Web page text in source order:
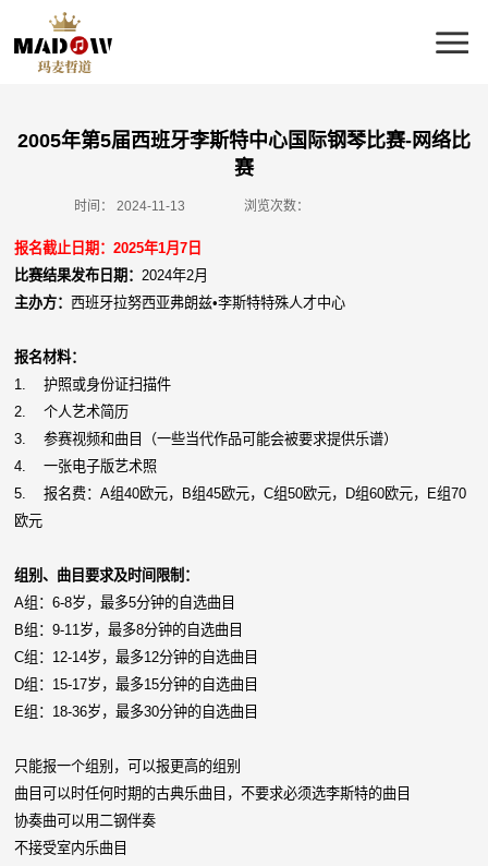
2005年第5届西班牙李斯特中心国际钢琴比赛-网络比
赛
时间： 2024-11-13 浏览次数：
报名截止日期：2025年1月7日
比赛结果发布日期：2024年2月
主办方： 西班牙拉努西亚弗朗兹•李斯特特殊人才中心
报名材料：
1. 护照或身份证扫描件
2. 个人艺术简历
3. 参赛视频和曲目（一些当代作品可能会被要求提供乐谱）
4. 一张电子版艺术照
5. 报名费：A组40欧元，B组45欧元，C组50欧元，D组60欧元，E组70
欧元
组别、曲目要求及时间限制：
A组：6-8岁，最多5分钟的自选曲目
B组：9-11岁，最多8分钟的自选曲目
C组：12-14岁，最多12分钟的自选曲目
D组：15-17岁，最多15分钟的自选曲目
E组：18-36岁，最多30分钟的自选曲目
只能报一个组别，可以报更高的组别
曲目可以时任何时期的古典乐曲目，不要求必须选李斯特的曲目
协奏曲可以用二钢伴奏
不接受室内乐曲目